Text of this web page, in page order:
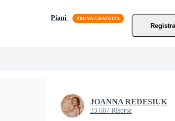
Piani
JOANNA REDESIUK
33.687 Risorse